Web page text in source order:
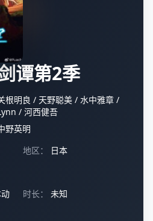
谭第2季
根明良 / 天野聪美 / 水中雅章 /
/ 河西健吾
野英明
地区：
日本
时长： 未知